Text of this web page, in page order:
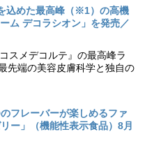
込めた最高峰（※1）の高機
ム デコラシオン」を発売／
スメデコルテ』の最高峰ラ
先端の美容皮膚科学と独自の
フレーバーが楽しめるファ
ー」（機能性表示食品）8月